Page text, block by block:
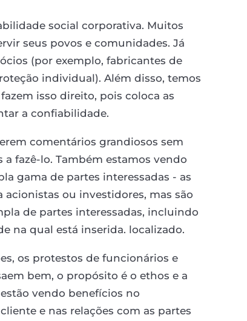
social corporativa. Muitos
seus povos e comunidades. Já
(por exemplo, fabricantes de
individual). Além disso, temos
isso direito, pois coloca as
a confiabilidade.
comentários grandiosos sem
fazê-lo. Também estamos vendo
gama de partes interessadas - as
acionistas ou investidores, mas são
de partes interessadas, incluindo
na qual está inserida. localizado.
os protestos de funcionários e
bem, o propósito é o ethos e a
vendo benefícios no
e nas relações com as partes